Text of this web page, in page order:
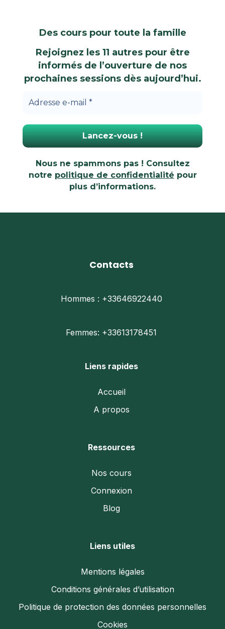
Des cours pour toute la famille
Rejoignez les 11 autres pour être
informés de l’ouverture de nos
prochaines sessions dès aujourd’hui.
Nous ne spammons pas ! Consultez
notre politique de confidentialité pour
plus d’informations.
Contacts
Hommes : +33646922440
Femmes: +33613178451
Liens rapides
Accueil
A propos
Ressources
Nos cours
Connexion
Blog
Liens utiles
Mentions légales
Conditions générales d’utilisation
Politique de protection des données personnelles
Cookies